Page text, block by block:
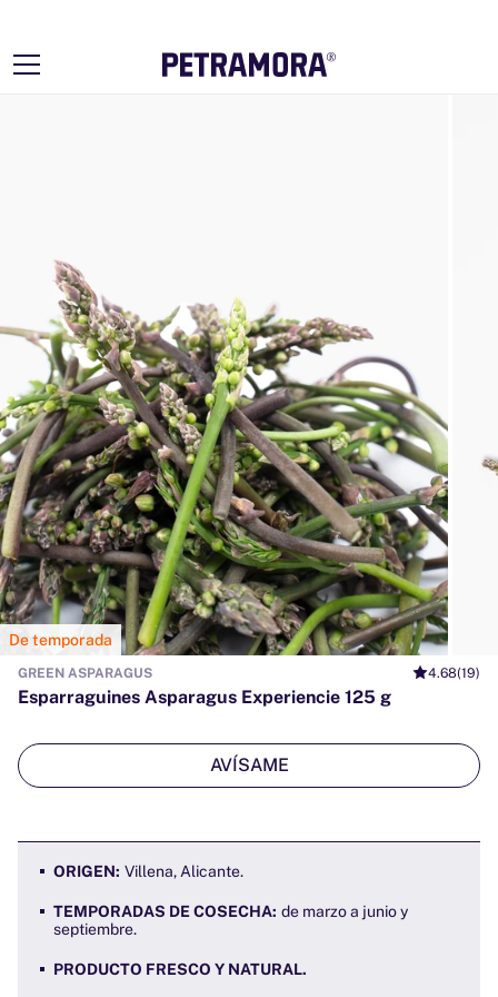
De temporada
GREEN ASPARAGUS 4.68(19)
Esparraguines Asparagus Experiencie 125 g
AVÍSAME
ORIGEN: Villena, Alicante.
TEMPORADAS DE COSECHA: de marzo a junio y
septiembre.
PRODUCTO FRESCO Y NATURAL.